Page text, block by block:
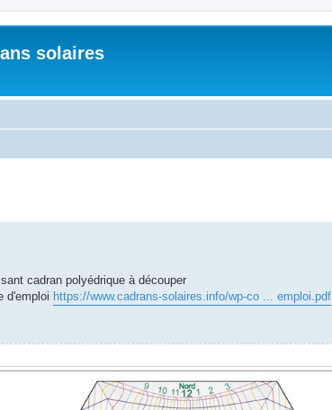
solaires
cadran polyédrique à découper
d'emploi https://www.cadrans-solaires.info/wp-co ... emploi.pdf